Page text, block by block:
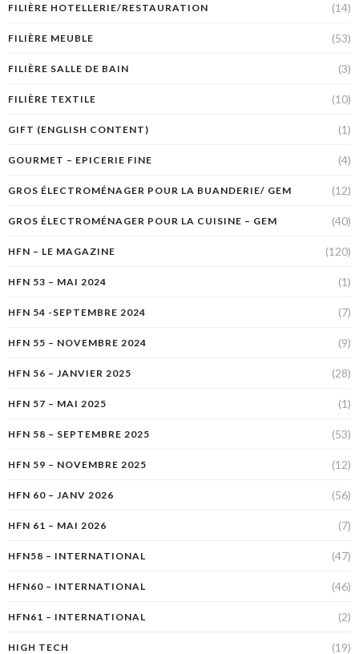
FILIÈRE HOTELLERIE/RESTAURATION (14)
FILIÈRE MEUBLE (53)
FILIÈRE SALLE DE BAIN (3)
FILIÈRE TEXTILE (10)
GIFT (ENGLISH CONTENT) (1)
GOURMET – EPICERIE FINE (4)
GROS ÉLECTROMÉNAGER POUR LA BUANDERIE/ GEM (12)
GROS ÉLECTROMÉNAGER POUR LA CUISINE – GEM (40)
HFN – LE MAGAZINE (120)
HFN 53 – MAI 2024 (1)
HFN 54 -SEPTEMBRE 2024 (7)
HFN 55 – NOVEMBRE 2024 (9)
HFN 56 – JANVIER 2025 (28)
HFN 57 – MAI 2025 (1)
HFN 58 – SEPTEMBRE 2025 (53)
HFN 59 – NOVEMBRE 2025 (12)
HFN 60 – JANV 2026 (56)
HFN 61 – MAI 2026 (7)
HFN58 – INTERNATIONAL (47)
HFN60 – INTERNATIONAL (46)
HFN61 – INTERNATIONAL (2)
HIGH TECH (19)